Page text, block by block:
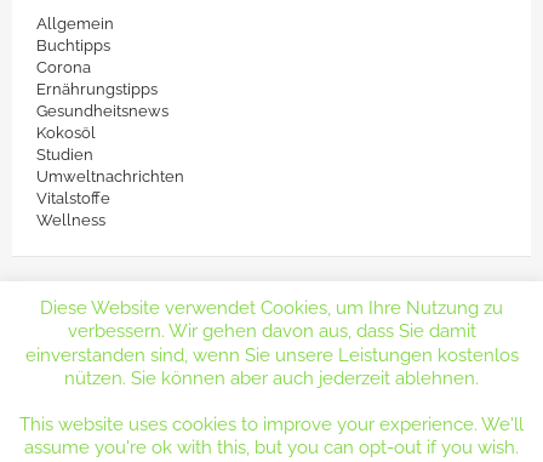
Allgemein
Buchtipps
Corona
Ernährungstipps
Gesundheitsnews
Kokosöl
Studien
Umweltnachrichten
Vitalstoffe
Wellness
Gesundheitsmagazin Contact
Datenschutzerklärung
Diese Website verwendet Cookies, um Ihre Nutzung zu
verbessern. Wir gehen davon aus, dass Sie damit
einverstanden sind, wenn Sie unsere Leistungen kostenlos
nützen. Sie können aber auch jederzeit ablehnen.
This website uses cookies to improve your experience. We'll
assume you're ok with this, but you can opt-out if you wish.